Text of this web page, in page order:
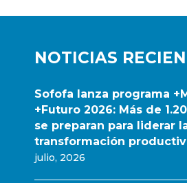
NOTICIAS
Sofofa lanza programa
+Futuro 2026: Más de
se preparan para liderar
transformación
julio, 2026